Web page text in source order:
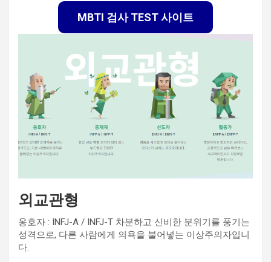
MBTI 검사 TEST 사이트
외교관형
옹호자 : INFJ-A / INFJ-T 차분하고 신비한 분위기를 풍기는
성격으로, 다른 사람에게 의욕을 불어넣는 이상주의자입니
다.